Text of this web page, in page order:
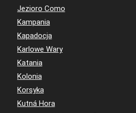
Jezioro Como
Kampania
Kapadocja
Karlowe Wary
Katania
Kolonia
Korsyka
Kutná Hora